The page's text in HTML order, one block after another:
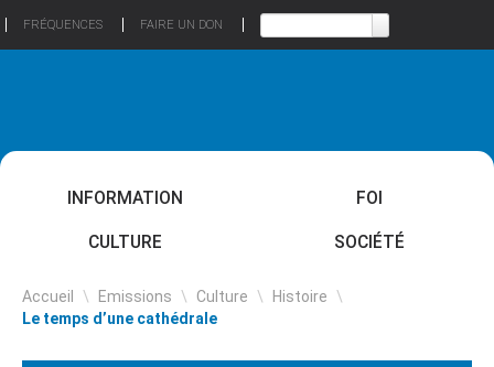
FRÉQUENCES FAIRE UN DON
INFORMATION FOI
CULTURE SOCIÉTÉ
Accueil \ Emissions \ Culture \ Histoire \
Le temps d’une cathédrale